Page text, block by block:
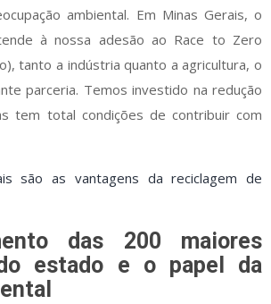
ambiental. Em Minas Gerais, o
à nossa adesão ao Race to Zero
tanto a indústria quanto a agricultura, o
parceria. Temos investido na redução
tem total condições de contribuir com
são as vantagens da reciclagem de
das 200 maiores
estado e o papel da